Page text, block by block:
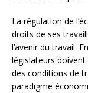
La régulation de
droits de ses
l’avenir du travail.
législateurs
des conditions de
paradigme